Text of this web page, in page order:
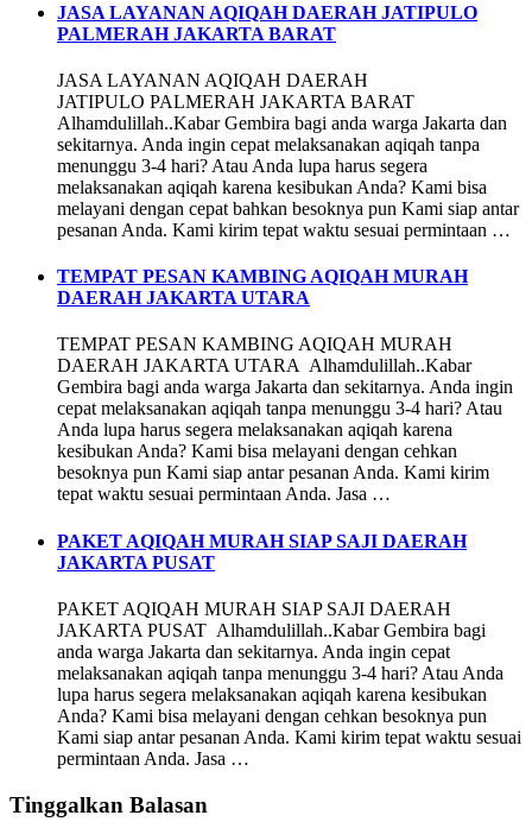
JASA LAYANAN AQIQAH DAERAH JATIPULO
PALMERAH JAKARTA BARAT
JASA LAYANAN AQIQAH DAERAH
JATIPULO PALMERAH JAKARTA BARAT
Alhamdulillah..Kabar Gembira bagi anda warga Jakarta dan
sekitarnya. Anda ingin cepat melaksanakan aqiqah tanpa
menunggu 3-4 hari? Atau Anda lupa harus segera
melaksanakan aqiqah karena kesibukan Anda? Kami bisa
melayani dengan cepat bahkan besoknya pun Kami siap antar
pesanan Anda. Kami kirim tepat waktu sesuai permintaan …
TEMPAT PESAN KAMBING AQIQAH MURAH
DAERAH JAKARTA UTARA
TEMPAT PESAN KAMBING AQIQAH MURAH
DAERAH JAKARTA UTARA Alhamdulillah..Kabar
Gembira bagi anda warga Jakarta dan sekitarnya. Anda ingin
cepat melaksanakan aqiqah tanpa menunggu 3-4 hari? Atau
Anda lupa harus segera melaksanakan aqiqah karena
kesibukan Anda? Kami bisa melayani dengan cehkan
besoknya pun Kami siap antar pesanan Anda. Kami kirim
tepat waktu sesuai permintaan Anda. Jasa …
PAKET AQIQAH MURAH SIAP SAJI DAERAH
JAKARTA PUSAT
PAKET AQIQAH MURAH SIAP SAJI DAERAH
JAKARTA PUSAT Alhamdulillah..Kabar Gembira bagi
anda warga Jakarta dan sekitarnya. Anda ingin cepat
melaksanakan aqiqah tanpa menunggu 3-4 hari? Atau Anda
lupa harus segera melaksanakan aqiqah karena kesibukan
Anda? Kami bisa melayani dengan cehkan besoknya pun
Kami siap antar pesanan Anda. Kami kirim tepat waktu sesuai
permintaan Anda. Jasa …
Tinggalkan Balasan